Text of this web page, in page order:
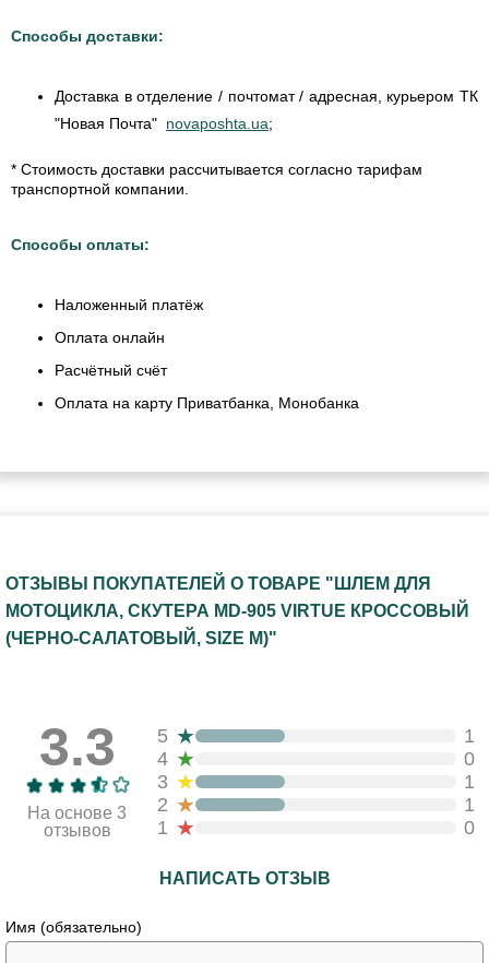
Способы доставки:
Доставка в отделение / почтомат / адресная, курьером ТК
"Новая Почта" novaposhta.ua;
* Стоимость доставки рассчитывается согласно тарифам
транспортной компании.
Способы оплаты:
Наложенный платёж
Оплата онлайн
Расчётный счёт
Оплата на карту Приватбанка, Монобанка
ОТЗЫВЫ ПОКУПАТЕЛЕЙ О ТОВАРЕ "ШЛЕМ ДЛЯ
МОТОЦИКЛА, СКУТЕРА MD-905 VIRTUE КРОССОВЫЙ
(ЧЕРНО-САЛАТОВЫЙ, SIZE M)"
3.3
На основе 3
отзывов
5 ★
1
4 ★
0
3 ★
1
2 ★
1
1 ★ 0
НАПИСАТЬ ОТЗЫВ
Имя (обязательно)